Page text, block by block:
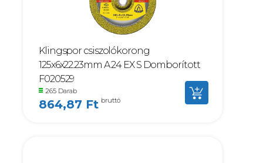
Klingspor csiszolókorong
125x6x22.23mm A 24 EX S Domborított
F020529
265 Darab
864,87 Ft bruttó